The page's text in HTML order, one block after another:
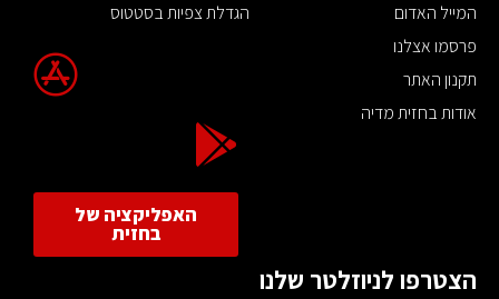
המייל האדום
פרסמו אצלנו
תקנון האתר
אודות בחזית מדיה
הגדלת צפיות בסטטוס
האפליקציה של
בחזית
הצטרפו לניוזלטר שלנו